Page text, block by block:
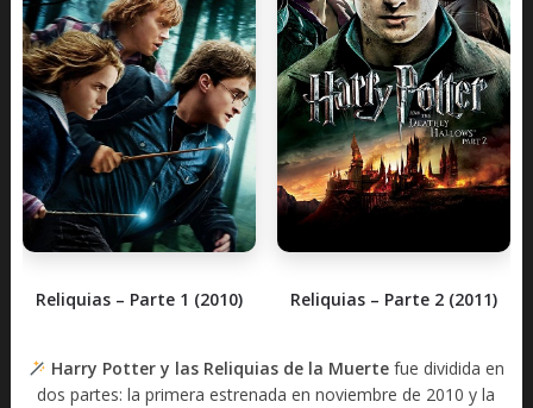
Reliquias – Parte 1 (2010) Reliquias – Parte 2 (2011)
Harry Potter y las Reliquias de la Muerte fue dividida en
dos partes: la primera estrenada en noviembre de 2010 y la